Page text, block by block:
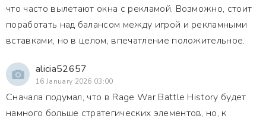
что часто вылетают окна с рекламой. Возможно, стоит
поработать над балансом между игрой и рекламными
вставками, но в целом, впечатление положительное.
alicia52657
16 January 2026 03:00
Сначала подумал, что в Rage War Battle History будет
намного больше стратегических элементов, но, к